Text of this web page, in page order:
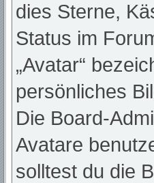
dies Sterne,
Status im
„Avatar“
persönliches
Die Board-
Avatare
solltest du die